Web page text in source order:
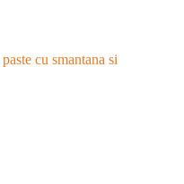
paste cu smantana si